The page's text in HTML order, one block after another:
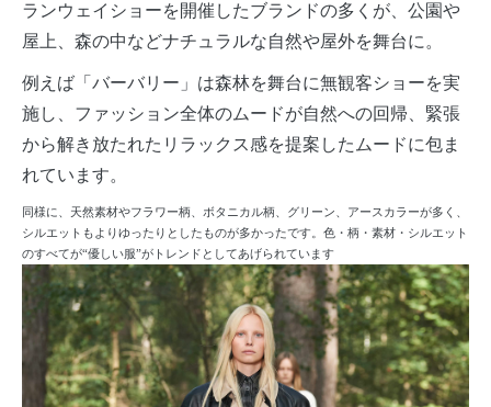
ランウェイショーを開催したブランドの多くが、公園や
屋上、森の中などナチュラルな自然や屋外を舞台に。
例えば「バーバリー」は森林を舞台に無観客ショーを実
施し、ファッション全体のムードが自然への回帰、緊張
から解き放たれたリラックス感を提案したムードに包ま
れています。
同様に、天然素材やフラワー柄、ボタニカル柄、グリーン、アースカラーが多く、
シルエットもよりゆったりとしたものが多かったです。色・柄・素材・シルエット
のすべてが“優しい服”がトレンドとしてあげられています